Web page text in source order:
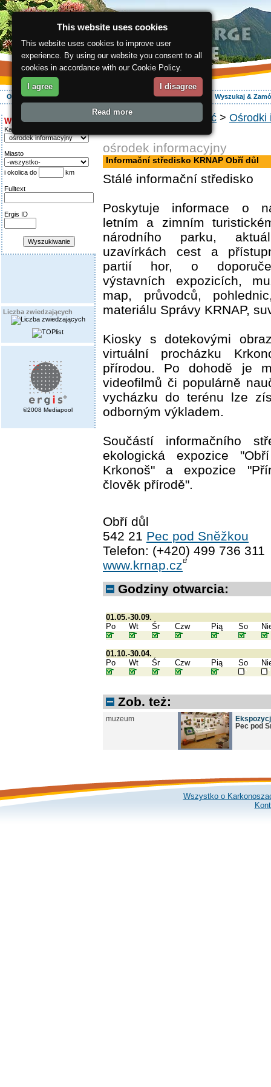
O regionie Aktywnie Zakwaterowanie Wyszukaj &
Wyszukiwanie:
Kategoria
Miasto
i okolica do km
Fulltext
Ergis ID
Liczba zwiedzających
©2008 Mediapool
ergis.cz Jak dojechać > Ośrodki
ośrodek informacyjny
Informační středisko KRNAP Obří důl
Stálé informační středisko
Poskytuje informace o
letním a zimním
národního parku,
uzavírkách cest a
partií hor, o
výstavních expozicích,
map, průvodců,
materiálu Správy KRNAP,
Kiosky s dotekovými
virtuální procházku
přírodou. Po dohodě je
videofilmů či populárně
vycházku do terénu lze
odborným výkladem.
Součástí informačního
ekologická expozice
Krkonoš" a expozice
člověk přírodě".
Obří důl
542 21 Pec pod Sněžkou
Telefon: (+420) 499 736 311
www.krnap.cz
Godziny otwarcia:
01.05.-30.09.
Po
Wt Śr Czw Pią So
01.10.-30.04.
Po
Wt Śr Czw Pią So
Zob. też:
muzeum
Pec pod
Wszystko o
This website uses cookies
This website uses cookies to improve user
experience. By using our website you consent to all
cookies in accordance with our Cookie Policy.
I agree I disagree
Read more